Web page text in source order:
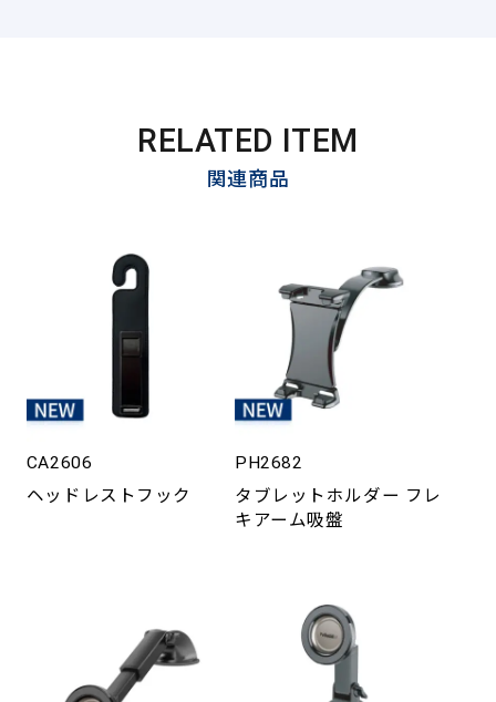
RELATED ITEM
関連商品
CA2606
ヘッドレストフック
PH2682
タブレットホルダー フレ
キアーム吸盤